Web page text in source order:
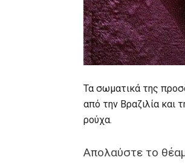
Τα σωματικά της
από την Βραζιλία και
ρούχα.
Απολαύστε το